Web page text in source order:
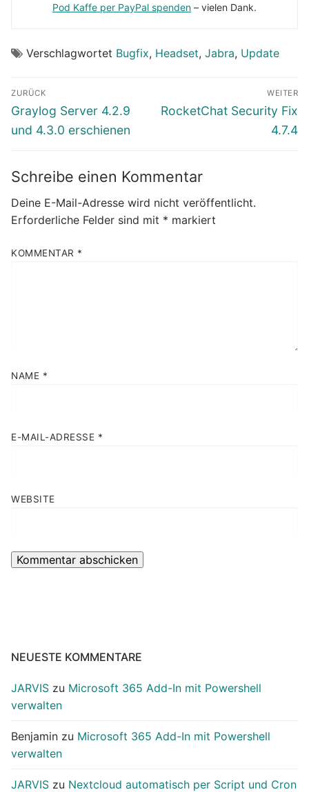
Pod Kaffe per PayPal spenden – vielen Dank.
Verschlagwortet Bugfix, Headset, Jabra, Update
Beitragsnavigation
ZURÜCK
Vorheriger
Beitrag:
Graylog Server 4.2.9
und 4.3.0 erschienen
WEITER
Nächster
RocketChat Security Fix
4.7.4
Schreibe einen Kommentar
Deine E-Mail-Adresse wird nicht veröffentlicht.
Erforderliche Felder sind mit * markiert
KOMMENTAR *
NAME *
E-MAIL-ADRESSE *
WEBSITE
NEUESTE KOMMENTARE
JARVIS zu Microsoft 365 Add-In mit Powershell
verwalten
Benjamin zu Microsoft 365 Add-In mit Powershell
verwalten
JARVIS zu Nextcloud automatisch per Script und Cron